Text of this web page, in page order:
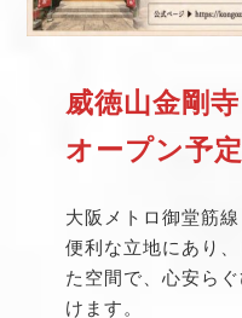
威徳山金剛
オープン予定
大阪メトロ御堂筋
便利な立地にあり
た空間で、心安ら
けます。